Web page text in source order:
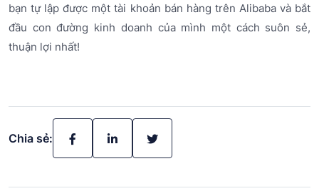
bạn tự lập được một tài khoản bán hàng trên Alibaba và bắt
đầu con đường kinh doanh của mình một cách suôn sẻ,
thuận lợi nhất!
Chia sẻ: